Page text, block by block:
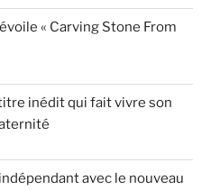
« Carving Stone From
inédit qui fait vivre son
avec le nouveau